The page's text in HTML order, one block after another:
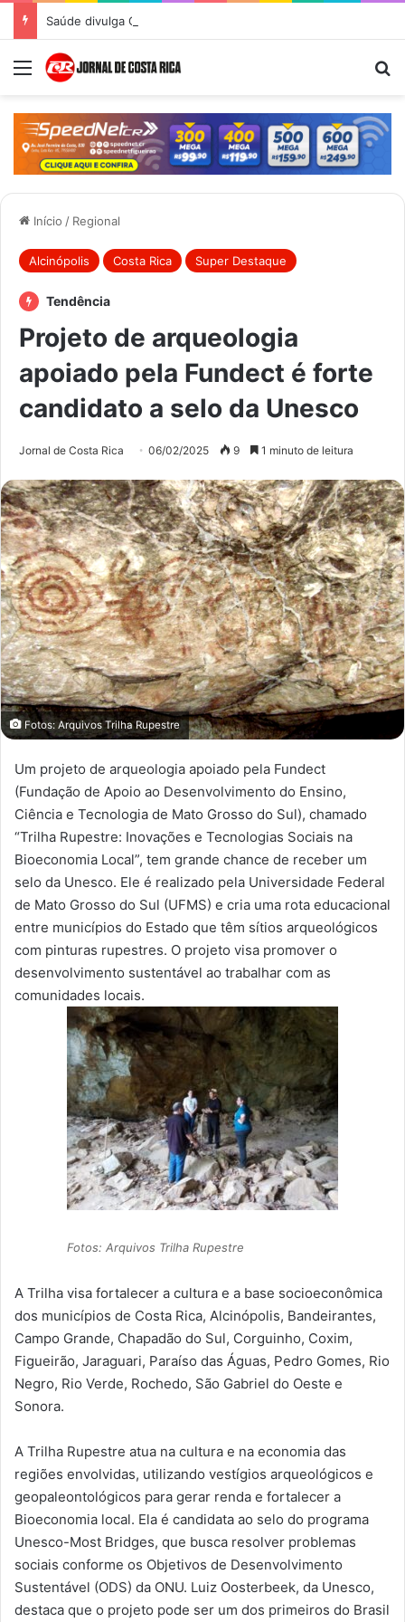
Menu
Início / Regional
Alcinópolis Costa Rica Super Destaque
Tendência
Projeto de arqueologia
apoiado pela Fundect é forte
candidato a selo da Unesco
Jornal de Costa Rica 06/02/2025 9 1 minuto de leitura
Fotos: Arquivos Trilha Rupestre
Um projeto de arqueologia apoiado pela Fundect
(Fundação de Apoio ao Desenvolvimento do Ensino,
Ciência e Tecnologia de Mato Grosso do Sul), chamado
“Trilha Rupestre: Inovações e Tecnologias Sociais na
Bioeconomia Local”, tem grande chance de receber um
selo da Unesco. Ele é realizado pela Universidade Federal
de Mato Grosso do Sul (UFMS) e cria uma rota educacional
entre municípios do Estado que têm sítios arqueológicos
com pinturas rupestres. O projeto visa promover o
desenvolvimento sustentável ao trabalhar com as
comunidades locais.
Fotos: Arquivos Trilha Rupestre
A Trilha visa fortalecer a cultura e a base socioeconômica
dos municípios de Costa Rica, Alcinópolis, Bandeirantes,
Campo Grande, Chapadão do Sul, Corguinho, Coxim,
Figueirão, Jaraguari, Paraíso das Águas, Pedro Gomes, Rio
Negro, Rio Verde, Rochedo, São Gabriel do Oeste e
Sonora.
A Trilha Rupestre atua na cultura e na economia das
regiões envolvidas, utilizando vestígios arqueológicos e
geopaleontológicos para gerar renda e fortalecer a
Bioeconomia local. Ela é candidata ao selo do programa
Unesco-Most Bridges, que busca resolver problemas
sociais conforme os Objetivos de Desenvolvimento
Sustentável (ODS) da ONU. Luiz Oosterbeek, da Unesco,
destaca que o projeto pode ser um dos primeiros do Brasil